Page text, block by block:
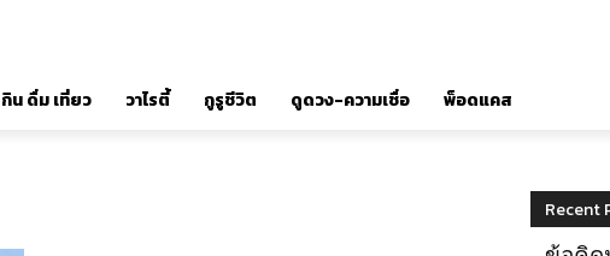
กิน ดื่ม เที่ยว วาไรตี้ กูรูชีวิต ดูดวง-ความเชื่อ พ็อดแคส
Recent